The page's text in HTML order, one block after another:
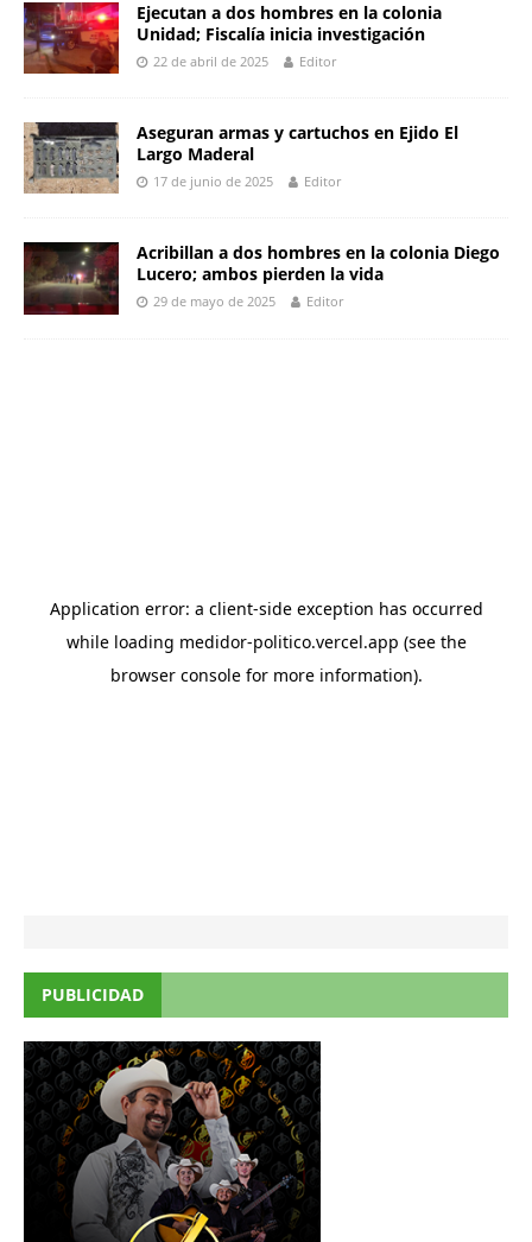
Ejecutan a dos hombres en la colonia
Unidad; Fiscalía inicia investigación
22 de abril de 2025 Editor
Aseguran armas y cartuchos en Ejido El
Largo Maderal
17 de junio de 2025 Editor
Acribillan a dos hombres en la colonia Diego
Lucero; ambos pierden la vida
29 de mayo de 2025 Editor
PUBLICIDAD